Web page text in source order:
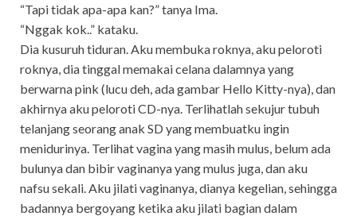
“Tapi tidak apa-apa kan?” tanya Ima.
“Nggak kok..” kataku.
Dia kusuruh tiduran. Aku membuka roknya, aku peloroti
roknya, dia tinggal memakai celana dalamnya yang
berwarna pink (lucu deh, ada gambar Hello Kitty-nya), dan
akhirnya aku peloroti CD-nya. Terlihatlah sekujur tubuh
telanjang seorang anak SD yang membuatku ingin
menidurinya. Terlihat vagina yang masih mulus, belum ada
bulunya dan bibir vaginanya yang mulus juga, dan aku
nafsu sekali. Aku jilati vaginanya, dianya kegelian, sehingga
badannya bergoyang ketika aku jilati bagian dalam